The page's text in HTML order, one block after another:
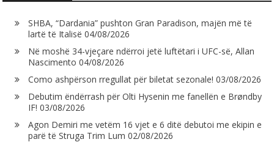
SHBA, “Dardania” pushton Gran Paradison, majën më të
lartë të Italisë 04/08/2026
Në moshë 34-vjeçare ndërroi jetë luftëtari i UFC-së, Allan
Nascimento 04/08/2026
Como ashpërson rregullat për biletat sezonale! 03/08/2026
Debutim ëndërrash për Olti Hysenin me fanellën e Brøndby
IF! 03/08/2026
Agon Demiri me vetëm 16 vjet e 6 ditë debutoi me ekipin e
parë të Struga Trim Lum 02/08/2026